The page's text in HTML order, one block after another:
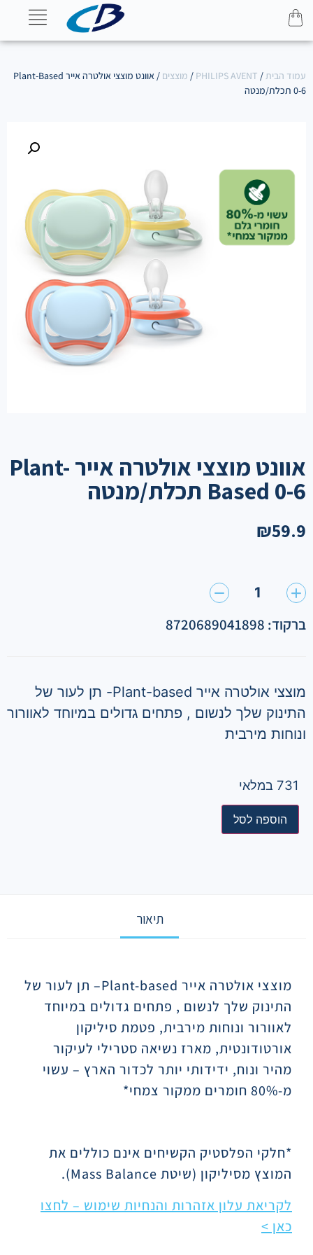
עמוד הבית/
PHILIPS AVENT
/ מוצצים
/ אוונט מוצצי אולטרה אייר Plant-Based
0-6 תכלת/מנטה
אוונט מוצצי אולטרה אייר Plant-
Based 0-6 תכלת/מנטה
₪59.9
1
ברקוד: 8720689041898
מוצצי אולטרה אייר Plant-based- תן לעור של
התינוק שלך לנשום , פתחים גדולים במיוחד לאוורור
ונוחות מירבית
731 במלאי
הוספה לסל
תיאור
מוצצי אולטרה אייר Plant-based– תן לעור של
התינוק שלך לנשום , פתחים גדולים במיוחד
לאוורור ונוחות מירבית, פטמת סיליקון
אורטודונטית, מארז נשיאה סטרילי לעיקור
מהיר ונוח, ידידותי יותר לכדור הארץ – עשוי
מ-80% חומרים ממקור צמחי*
*חלקי הפלסטיק הקשיחים אינם כוללים את
המוצץ מסיליקון (שיטת Mass Balance
).
לקריאת עלון אזהרות והנחיות שימוש – לחצו
כאן >